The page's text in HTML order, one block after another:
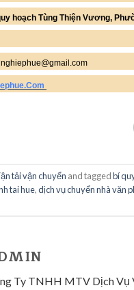
hoạch Tùng Thiện Vương,
tải vận chuyển and taggedbí
tai hue,dịch vụ chuyển nhà văn
Ty TNHH MTV Dịch Vụ